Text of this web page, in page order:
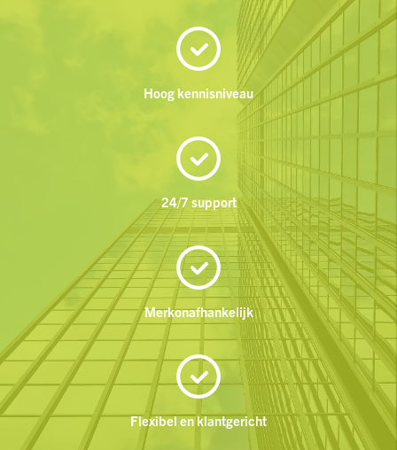
Hoog kennisniveau
24/7 support
Merkonafhankelijk
Flexibel en klantgericht